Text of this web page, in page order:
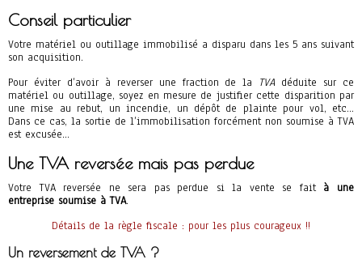
Conseil particulier
Votre matériel ou outillage immobilisé a disparu dans les 5 ans suivant
son acquisition.
Pour éviter d’avoir à reverser une fraction de la TVA déduite sur ce
matériel ou outillage, soyez en mesure de justifier cette disparition par
une mise au rebut, un incendie, un dépôt de plainte pour vol, etc…
Dans ce cas, la sortie de l’immobilisation forcément non soumise à TVA
est excusée…
Une TVA reversée mais pas perdue
Votre TVA reversée ne sera pas perdue si la vente se fait à une
entreprise soumise à TVA.
Détails de la règle fiscale : pour les plus courageux !!
Un reversement de TVA ?